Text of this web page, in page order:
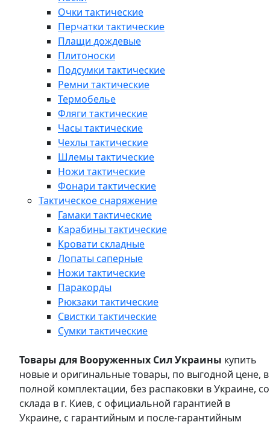
Очки тактические
Перчатки тактические
Плащи дождевые
Плитоноски
Подсумки тактические
Ремни тактические
Термобелье
Фляги тактические
Часы тактические
Чехлы тактические
Шлемы тактические
Ножи тактические
Фонари тактические
Тактическое снаряжение
Гамаки тактические
Карабины тактические
Кровати складные
Лопаты саперные
Ножи тактические
Паракорды
Рюкзаки тактические
Свистки тактические
Сумки тактические
Товары для Вооруженных Сил Украины купить
новые и оригинальные товары, по выгодной цене, в
полной комплектации, без распаковки в Украине, со
склада в г. Киев, с официальной гарантией в
Украине, с гарантийным и после-гарантийным